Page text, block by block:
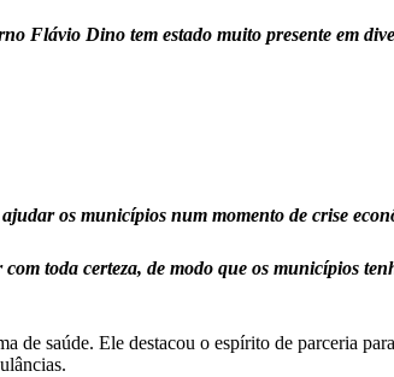
Flávio Dino tem estado muito presente em
os municípios num momento de crise
toda certeza, de modo que os municípios
saúde. Ele destacou o espírito de parceria